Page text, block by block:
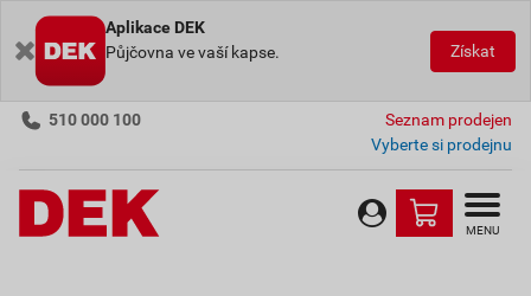
Aplikace DEK
Půjčovna ve vaší kapse.
Získat
510 000 100
Seznam prodejen
Vyberte si prodejnu
MENU